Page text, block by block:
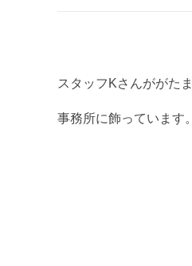
スタッフKさんががた
事務所に飾っています